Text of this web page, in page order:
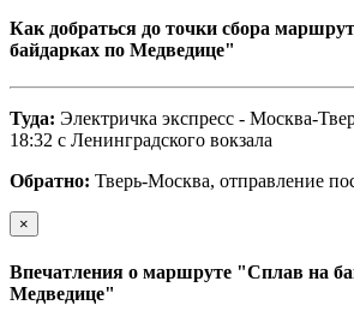
Как добраться до точки сбора
байдарках по Медведице"
Туда: Электричка экспресс - Москва-
18:32 с Ленинградского вокзала
Обратно: Тверь-Москва, отправление
×
Впечатления о маршруте "Сплав на
Медведице"